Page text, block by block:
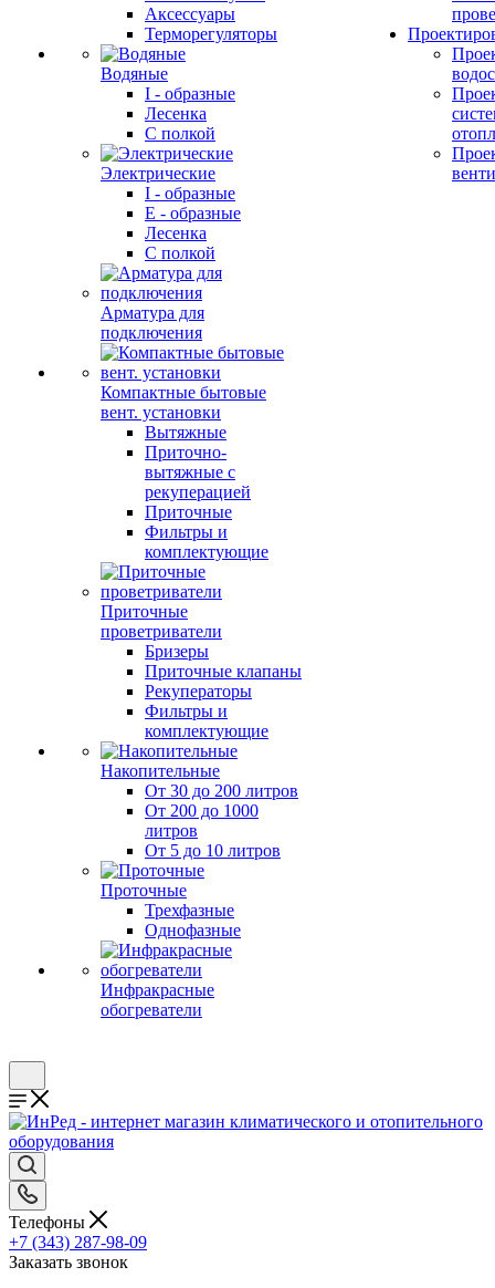
Аксессуары
Терморегуляторы
Водяные
I - образные
Лесенка
С полкой
Электрические
I - образные
E - образные
Лесенка
С полкой
Арматура для
подключения
Компактные бытовые
вент. установки
Вытяжные
Приточно-
вытяжные с
рекуперацией
Приточные
Фильтры и
комплектующие
Приточные
проветриватели
Бризеры
Приточные клапаны
Рекуператоры
Фильтры и
комплектующие
Накопительные
От 30 до 200 литров
От 200 до 1000
литров
От 5 до 10 литров
Проточные
Трехфазные
Однофазные
Инфракрасные
обогреватели
Телефоны
+7 (343) 287-98-09
Заказать звонок